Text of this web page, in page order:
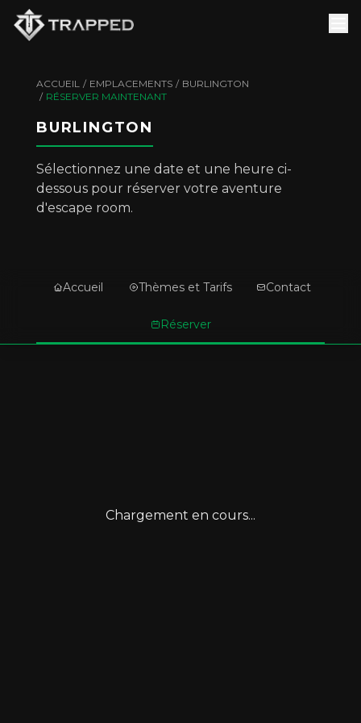
ACCUEIL / EMPLACEMENTS / BURLINGTON
/ RÉSERVER MAINTENANT
BURLINGTON
Sélectionnez une date et une heure ci-
dessous pour réserver votre aventure
d'escape room.
Accueil Thèmes et Tarifs Contact
Réserver
Chargement en cours...